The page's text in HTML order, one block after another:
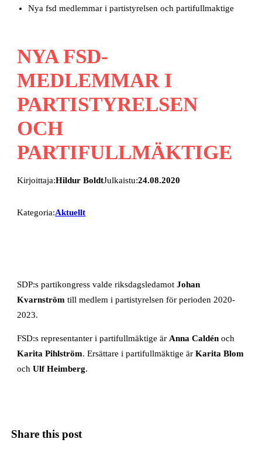
Nya fsd medlemmar i partistyrelsen och partifullmaktige
NYA FSD-
MEDLEMMAR I
PARTISTYRELSEN
OCH
PARTIFULLMÄKTIGE
Kirjoittaja:Hildur BoldtJulkaistu:24.08.2020
Kategoria:Aktuellt
SDP:s partikongress valde riksdagsledamotJohan
Kvarnström till medlem i partistyrelsen för perioden 2020-
2023.
FSD:s representanter i partifullmäktige är Anna Caldén och
Karita Pihlström. Ersättare i partifullmäktige ärKarita Blom
ochUlf Heimberg.
Share this post